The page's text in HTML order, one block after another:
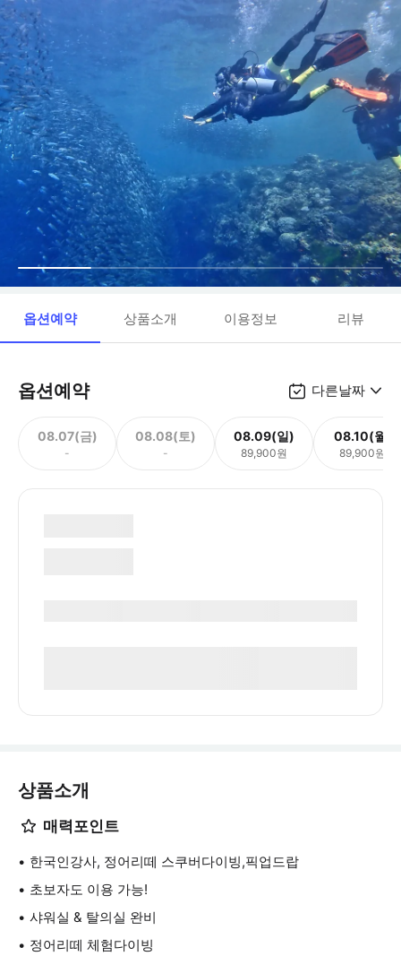
옵션예약 상품소개 이용정보 리뷰
옵션예약 다른날짜
08.07(금)
-
08.08(토)
-
08.09(일)
89,900원
08.10(월)
89,900원
상품소개
매력포인트
한국인강사, 정어리떼 스쿠버다이빙,픽업드랍
초보자도 이용 가능!
샤워실 & 탈의실 완비
정어리떼 체험다이빙